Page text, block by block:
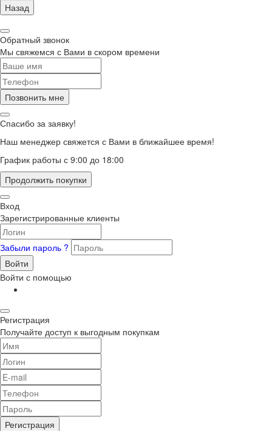
Назад
Обратный звонок
Мы свяжемся с Вами в скором времени
Позвонить мне
Спасибо за заявку!
Наш менеджер свяжется с Вами в ближайшее время!
График работы с 9:00 до 18:00
Продолжить покупки
Вход
Зарегистрированные клиенты
Забыли пароль ?
Войти
Войти с помощью
Регистрация
Получайте доступ к выгодным покупкам
Регистрация